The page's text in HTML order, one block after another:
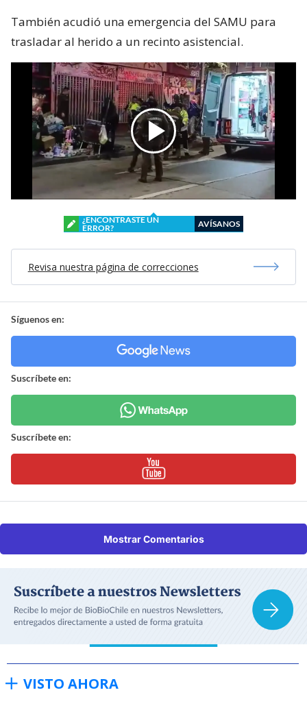
También acudió una emergencia del SAMU para
trasladar al herido a un recinto asistencial.
¿ENCONTRASTE UN
ERROR?
AVÍSANOS
Revisa nuestra página de correcciones
Síguenos en:
Suscríbete en:
Suscríbete en:
Mostrar Comentarios
VISTO AHORA